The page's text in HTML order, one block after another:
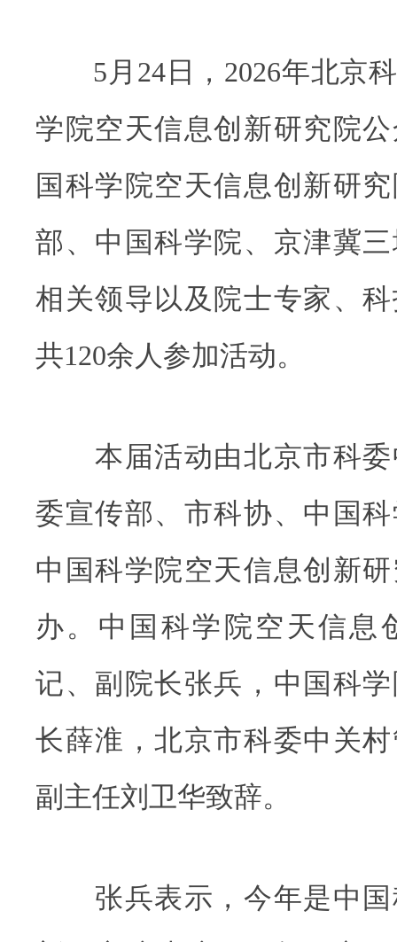
5月24日，2026年北京科
学院空天信息创新研究院
国科学院空天信息创新研
部、中国科学院、京津冀
相关领导以及院士专家、
共120余人参加活动。
本届活动由北京市科委
委宣传部、市科协、中国
中国科学院空天信息创新
办。中国科学院空天信息
记、副院长张兵，中国科
长薛淮，北京市科委中关
副主任刘卫华致辞。
张兵表示，今年是中国